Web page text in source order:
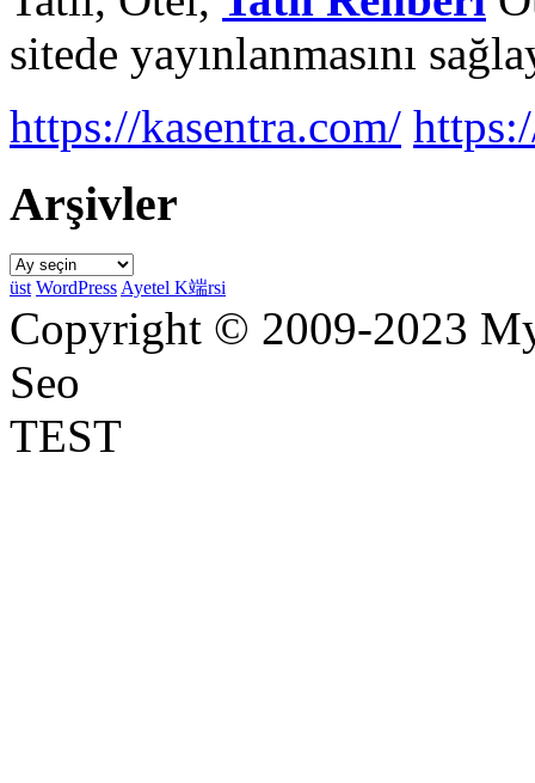
sitede yayınlanmasını
https://kasentra.com/
Arşivler
Arşivler
üst WordPressAyetel K端rsi
Copyright © 2009-2023
Seo
TEST